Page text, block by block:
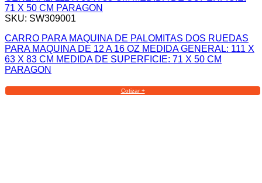
SKU: SW309001
CARRO PARA MAQUINA DE PALOMITAS DOS RUEDAS
PARA MAQUINA DE 12 A 16 OZ MEDIDA GENERAL: 111 X
63 X 83 CM MEDIDA DE SUPERFICIE: 71 X 50 CM
PARAGON
Cotizar +